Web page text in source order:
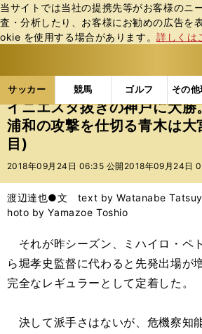
当サイトでは当社の提携先等がお客様のニ
査・分析したり、お客様にお勧めの広告を
okie を使⽤する場合があります。詳しくは
サッカー 競馬 ゴルフ その
ス
ポ
ル
テ
ー
バ
サッカーの記事一覧 Jリーグ他
イニエスタ抜きの神戸に大勝
浦和の攻撃を仕切る青木は
目)
2018年09月24日 06:35 公開 2018年09月24日
渡辺達也●文 text by Watanabe
hoto by Yamazoe Toshio
それが昨シーズン、ミハイロ・ペ
ら堀孝史監督に代わると先発出場が
完全なレギュラーとして定着した。
決して派手さはないが、危機察知